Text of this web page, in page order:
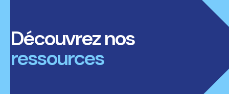
Découvrez nos
ressources